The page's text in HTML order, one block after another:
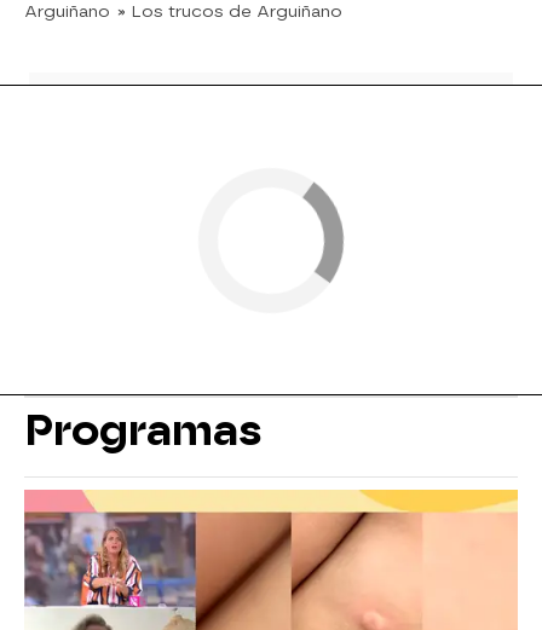
Arguiñano » Los trucos de Arguiñano
Programas